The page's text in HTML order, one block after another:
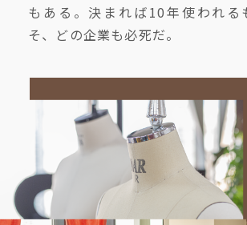
もある。決まれば10年使われる
そ、どの企業も必死だ。